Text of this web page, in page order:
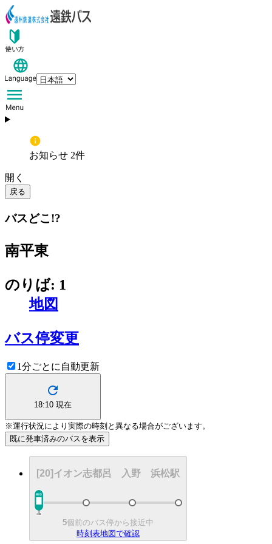
お知らせ 2件
開く
戻る
バスどこ!?
南平東
のりば: 1
地図
バス停変更
1分ごとに自動更新
18:10 現在
※運行状況により実際の時刻と異なる場合がございます。
既に発車済みのバスを表示
[20]イオン志都呂 入野 浜松駅
5個前のバス停から接近中
時刻表地図で確認